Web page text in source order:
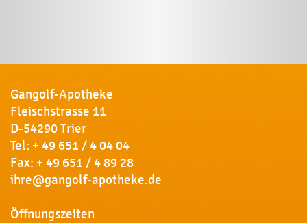
Gangolf-Apotheke
Fleischstrasse 11
D-54290 Trier
Tel: + 49 651 / 4 04 04
Fax: + 49 651 / 4 89 28
ihre@gangolf-apotheke.de
Öffnungszeiten